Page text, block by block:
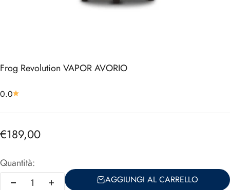
Frog Revolution VAPOR AVORIO
0.0
Prezzo scontato
€189,00
Quantità:
AGGIUNGI AL CARRELLO